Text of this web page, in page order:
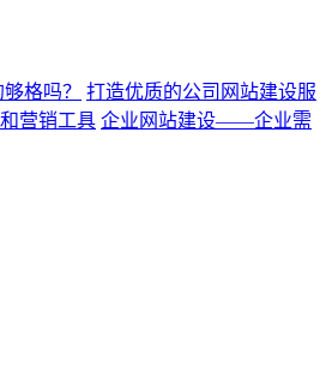
格吗？
打造优质的公司网站建设服
营销工具 企业网站建设——企业需